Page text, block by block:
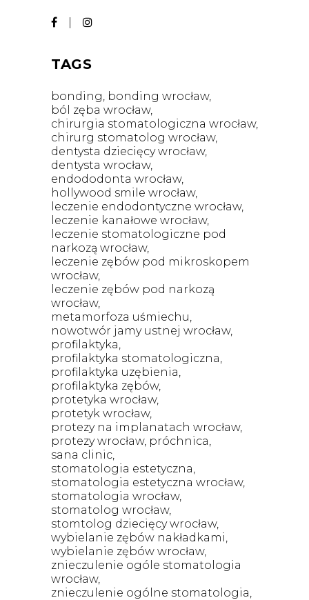
TAGS
bonding bonding wrocław
ból zęba wrocław
chirurgia stomatologiczna wrocław
chirurg stomatolog wrocław
dentysta dziecięcy wrocław
dentysta wrocław
endododonta wrocław
hollywood smile wrocław
leczenie endodontyczne wrocław
leczenie kanałowe wrocław
leczenie stomatologiczne pod
narkozą wrocław
leczenie zębów pod mikroskopem
wrocław
leczenie zębów pod narkozą
wrocław
metamorfoza uśmiechu
nowotwór jamy ustnej wrocław
profilaktyka
profilaktyka stomatologiczna
profilaktyka uzębienia
profilaktyka zębów
protetyka wrocław
protetyk wrocław
protezy na implanatach wrocław
protezy wrocław próchnica
sana clinic
stomatologia estetyczna
stomatologia estetyczna wrocław
stomatologia wrocław
stomatolog wrocław
stomtolog dziecięcy wrocław
wybielanie zębów nakładkami
wybielanie zębów wrocław
znieczulenie ogóle stomatologia
wrocław
znieczulenie ogólne stomatologia